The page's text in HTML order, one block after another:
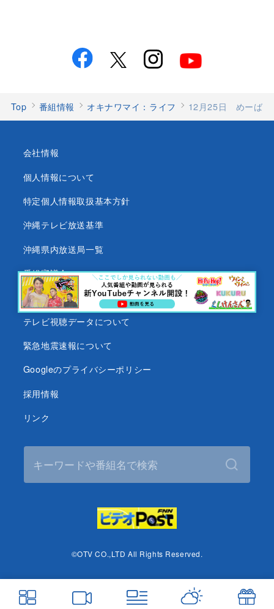
Top 番組情報 オキナワマイ：ライフ 12月25日 めーばー
会社情報
個人情報について
特定個人情報取扱基本方針
沖縄テレビ放送基準
沖縄県内放送局一覧
番組審議会
沖縄テレビ名義の後援依頼について
テレビ視聴データについて
緊急地震速報について
Googleのプライバシーポリシー
採用情報
リンク
©OTV CO.,LTD All Rights Reserved.